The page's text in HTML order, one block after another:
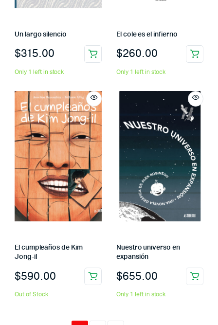
Un largo silencio
$315.00
Only 1 left in stock
El cole es el infierno
$260.00
Only 1 left in stock
El cumpleaños de Kim
Jong-il
$590.00
Out of Stock
Nuestro universo en
expansión
$655.00
Only 1 left in stock